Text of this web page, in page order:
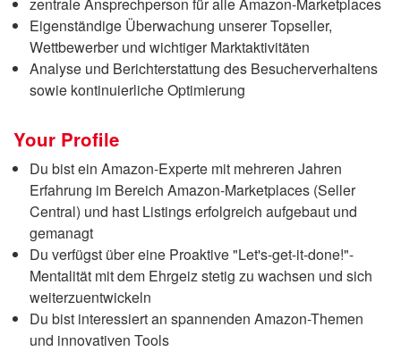
zentrale Ansprechperson für alle Amazon-Marketplaces
Eigenständige Überwachung unserer Topseller,
Wettbewerber und wichtiger Marktaktivitäten
Analyse und Berichterstattung des Besucherverhaltens
sowie kontinuierliche Optimierung
Your Profile
Du bist ein Amazon-Experte mit mehreren Jahren
Erfahrung im Bereich Amazon-Marketplaces (Seller
Central) und hast Listings erfolgreich aufgebaut und
gemanagt
Du verfügst über eine Proaktive "Let's-get-it-done!"-
Mentalität mit dem Ehrgeiz stetig zu wachsen und sich
weiterzuentwickeln
Du bist interessiert an spannenden Amazon-Themen
und innovativen Tools